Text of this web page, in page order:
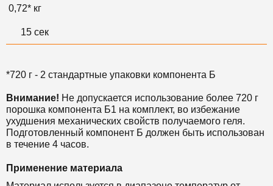
0,72* кг
15 сек
*720 г - 2 стандартные упаковки компонента Б
Внимание! Не допускается использование более 720 г
порошка компонента Б1 на комплект, во избежание
ухудшения механических свойств получаемого геля.
Подготовленный компонент Б должен быть использован
в течение 4 часов.
Применение материала